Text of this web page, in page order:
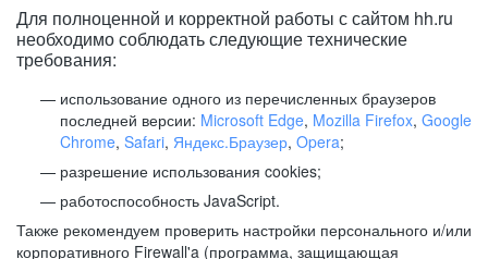
Для полноценной и корректной работы с сайтом hh.ru
необходимо соблюдать следующие технические
требования:
использование одного из перечисленных браузеров
последней версии: Microsoft Edge, Mozilla Firefox, Google
Chrome, Safari, Яндекс.Браузер, Opera;
разрешение использования cookies;
работоспособность JavaScript.
Также рекомендуем проверить настройки персонального и/или
корпоративного Firewall'a (программа, защищающая